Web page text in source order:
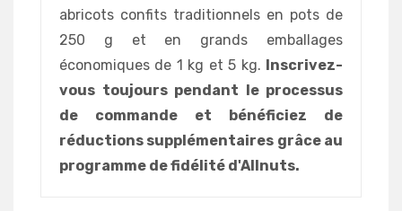
abricots confits traditionnels en pots de
250 g et en grands emballages
économiques de 1 kg et 5 kg. Inscrivez-
vous toujours pendant le processus
de commande et bénéficiez de
réductions supplémentaires grâce au
programme de fidélité d'Allnuts.